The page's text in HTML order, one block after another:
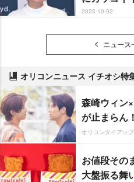
2025-10-02
ニュース
オリコンニュース イチオシ特
森崎ウィン
が止まらん！
オリコンタイアッ
お値段その
大盤振る舞